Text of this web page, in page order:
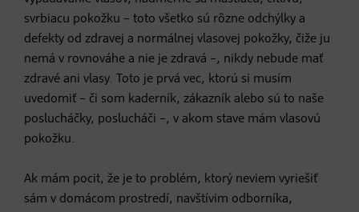
svrbiacu pokožku – toto všetko sú rôzne odchýlky a
defekty od zdravej a normálnej vlasovej pokožky, čiže ju
nemá v rovnováhe a nie je zdravá –, nikdy nebude mať
zdravé ani vlasy. Toto je prvá vec, ktorú si musím
uvedomiť – či som kaderník, zákazník alebo sú to naše
poslucháčky, poslucháči –, v akom stave mám vlasovú
pokožku.
Ak mám pocit, že je to problém, ktorý neviem vyriešiť
sám v domácom prostredí, navštívim odborníka,